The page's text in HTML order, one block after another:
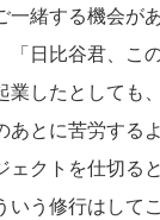
一緒する機会が
「日比谷君、こ
業したとしても
あとに苦労する
ェクトを仕切る
いう修行はして